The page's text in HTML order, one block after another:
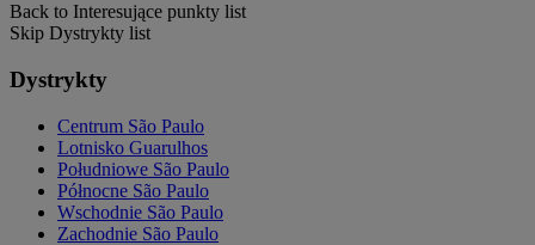
Back to Interesujące punkty list
Skip Dystrykty list
Dystrykty
Centrum São Paulo
Lotnisko Guarulhos
Południowe São Paulo
Północne São Paulo
Wschodnie São Paulo
Zachodnie São Paulo